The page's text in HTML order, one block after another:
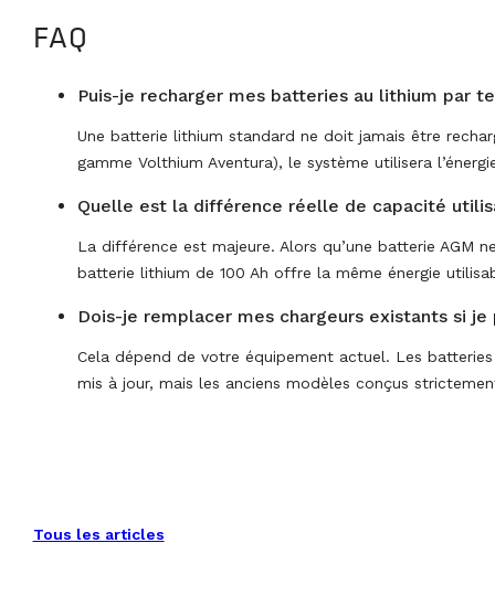
FAQ
Puis-je recharger mes batteries au lithium par
Une batterie lithium standard ne doit jamais être
gamme Volthium Aventura), le système utilisera
Quelle est la différence réelle de capacité
La différence est majeure. Alors qu’une batterie AGM
batterie lithium de 100 Ah offre la même énergie
Dois-je remplacer mes chargeurs existants si je
Cela dépend de votre équipement actuel. Les
mis à jour, mais les anciens modèles conçus
Tous les articles